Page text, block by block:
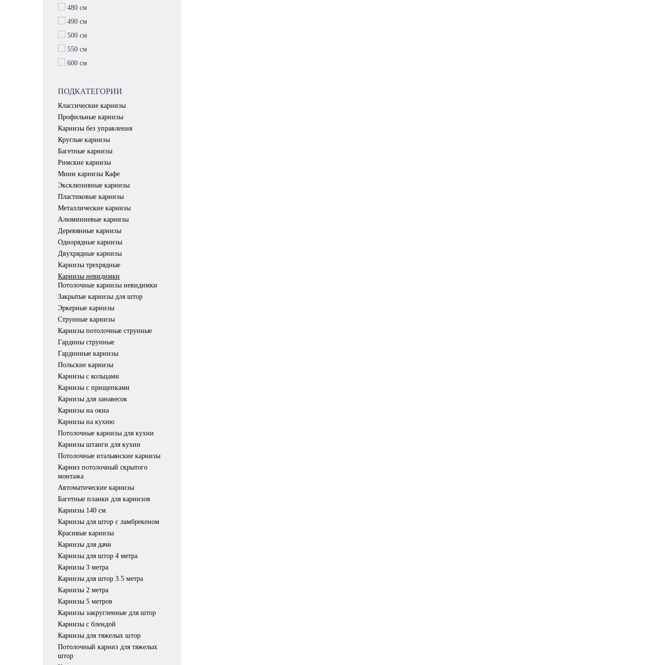
480 см
490 см
500 см
550 см
600 см
ПОДКАТЕГОРИИ
Классические карнизы
Профильные карнизы
Карнизы без управления
Круглые карнизы
Багетные карнизы
Римские карнизы
Мини карнизы Кафе
Эксклюзивные карнизы
Пластиковые карнизы
Металлические карнизы
Алюминиевые карнизы
Деревянные карнизы
Однорядные карнизы
Двухрядные карнизы
Карнизы трехрядные
Карнизы невидимки
Потолочные карнизы невидимки
Закрытые карнизы для штор
Эркерные карнизы
Струнные карнизы
Карнизы потолочные струнные
Гардины струнные
Гардинные карнизы
Польские карнизы
Карнизы с кольцами
Карнизы с прищепками
Карнизы для занавесок
Карнизы на окна
Карнизы на кухню
Потолочные карнизы для кухни
Карнизы штанги для кухни
Потолочные итальянские карнизы
Карниз потолочный скрытого
монтажа
Автоматические карнизы
Багетные планки для карнизов
Карнизы 140 см
Карнизы для штор с ламбрекеном
Красивые карнизы
Карнизы для дачи
Карнизы для штор 4 метра
Карнизы 3 метра
Карнизы для штор 3.5 метра
Карнизы 2 метра
Карнизы 5 метров
Карнизы закругленные для штор
Карнизы с блендой
Карнизы для тяжелых штор
Потолочный карниз для тяжелых
штор